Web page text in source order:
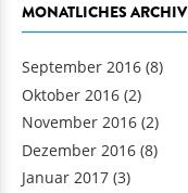
MONATLICHES ARCHIV
September 2016 (8)
Oktober 2016 (2)
November 2016 (2)
Dezember 2016 (8)
Januar 2017 (3)